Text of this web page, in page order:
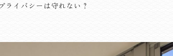
ライバシーは守れない？